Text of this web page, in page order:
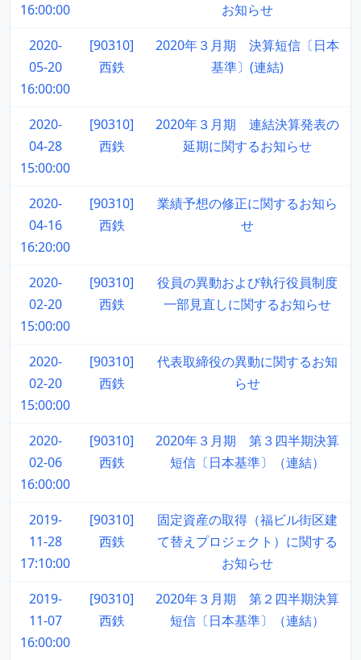
16:00:00
お知らせ
2020-
05-20
16:00:00
[90310]
西鉄
2020年３月期 決算短信〔日本
基準〕(連結)
2020-
04-28
15:00:00
[90310]
西鉄
2020年３月期 連結決算発表の
延期に関するお知らせ
2020-
04-16
16:20:00
[90310]
西鉄
業績予想の修正に関するお知ら
せ
2020-
02-20
15:00:00
[90310]
西鉄
役員の異動および執行役員制度
一部見直しに関するお知らせ
2020-
02-20
15:00:00
[90310]
西鉄
代表取締役の異動に関するお知
らせ
2020-
02-06
16:00:00
[90310]
西鉄
2020年３月期 第３四半期決算
短信〔日本基準〕（連結）
2019-
11-28
17:10:00
[90310]
西鉄
固定資産の取得（福ビル街区建
て替えプロジェクト）に関する
お知らせ
2019-
11-07
16:00:00
[90310]
西鉄
2020年３月期 第２四半期決算
短信〔日本基準〕（連結）